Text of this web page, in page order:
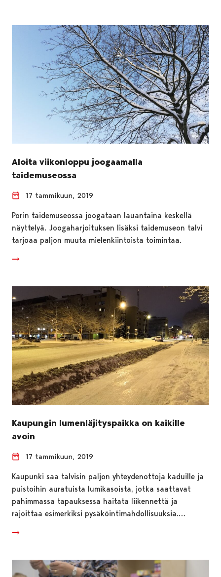
Aloita viikonloppu joogaamalla
taidemuseossa
17 tammikuun, 2019
Porin taidemuseossa joogataan lauantaina keskellä
näyttelyä. Joogaharjoituksen lisäksi taidemuseon talvi
tarjoaa paljon muuta mielenkiintoista toimintaa.
Kaupungin lumenläjityspaikka on kaikille
avoin
17 tammikuun, 2019
Kaupunki saa talvisin paljon yhteydenottoja kaduille ja
puistoihin auratuista lumikasoista, jotka saattavat
pahimmassa tapauksessa haitata liikennettä ja
rajoittaa esimerkiksi pysäköintimahdollisuuksia.…